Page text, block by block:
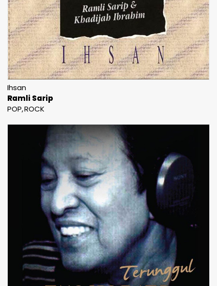
Ihsan
Ramli Sarip
POP ROCK